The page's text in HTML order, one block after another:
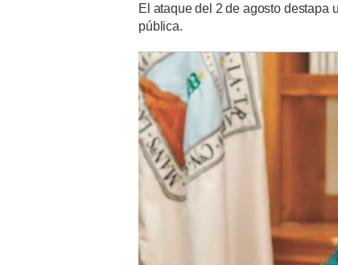
El ataque del 2 de agosto destapa
pública.